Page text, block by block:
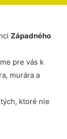
Západného
pre vás k
murára a
ktoré nie